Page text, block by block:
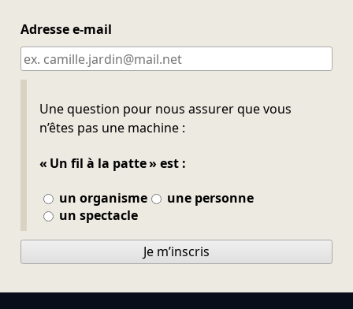
Adresse e-mail
Une question pour nous assurer que vous
n’êtes pas une machine :
« Un fil à la patte » est :
un organisme
une personne
un spectacle
Ne pas remplir
Je m’inscris